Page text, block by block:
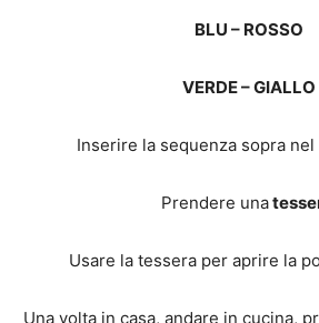
BLU – ROSSO
VERDE – GIALLO
Inserire la sequenza sopra nel
Prendere una
Usare la tessera per aprire la
Una volta in casa, andare in cucina,